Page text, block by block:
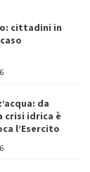
cittadini in
da
crisi idrica è
l’Esercito